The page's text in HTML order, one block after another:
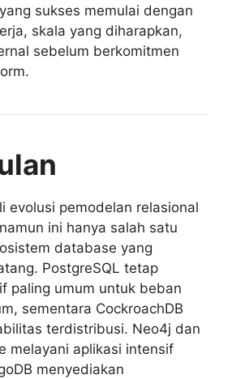
sukses memulai dengan
skala yang diharapkan,
sebelum berkomitmen
evolusi pemodelan relasional
ini hanya salah satu
database yang
PostgreSQL tetap
paling umum untuk beban
sementara CockroachDB
terdistribusi. Neo4j dan
melayani aplikasi intensif
menyediakan